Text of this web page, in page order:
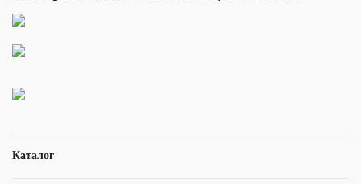
Каталог